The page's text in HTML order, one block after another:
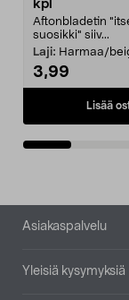
kpl
Aftonbladetin
suosikki" siiv...
Laji: Harmaa/
3,99
Lisää
Asiakaspalvelu
Yleisiä kysymyksiä